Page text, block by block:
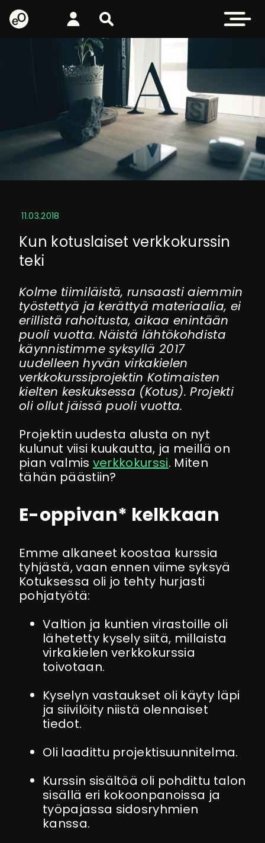
eOppiva - Etusivulle
Kirjaudu Etsi sivustolta Avaa
11.03.2018
Kun kotuslaiset verkkokurssin
teki
Kolme tiimiläistä, runsaasti aiemmin
työstettyä ja kerättyä materiaalia, ei
erillistä rahoitusta, aikaa enintään
puoli vuotta. Näistä lähtökohdista
käynnistimme syksyllä 2017
uudelleen hyvän virkakielen
verkkokurssiprojektin Kotimaisten
kielten keskuksessa (Kotus). Projekti
oli ollut jäissä puoli vuotta.
Projektin uudesta alusta on nyt
kulunut viisi kuukautta, ja meillä on
pian valmis verkkokurssi. Miten
tähän päästiin?
E-oppivan* kelkkaan
Emme alkaneet koostaa kurssia
tyhjästä, vaan ennen viime syksyä
Kotuksessa oli jo tehty hurjasti
pohjatyötä:
Valtion ja kuntien virastoille oli
lähetetty kysely siitä, millaista
virkakielen verkkokurssia
toivotaan.
Kyselyn vastaukset oli käyty läpi
ja siivilöity niistä olennaiset
tiedot.
Oli laadittu projektisuunnitelma.
Kurssin sisältöä oli pohdittu talon
sisällä eri kokoonpanoissa ja
työpajassa sidosryhmien
kanssa.